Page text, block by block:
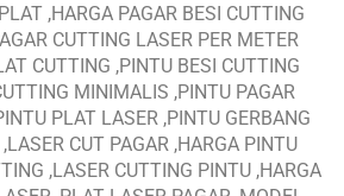
,HARGA PAGAR BESI CUTTING
CUTTING LASER PER METER
CUTTING ,PINTU BESI CUTTING
MINIMALIS ,PINTU PAGAR
PLAT LASER ,PINTU GERBANG
CUT PAGAR ,HARGA PINTU
,LASER CUTTING PINTU ,HARGA